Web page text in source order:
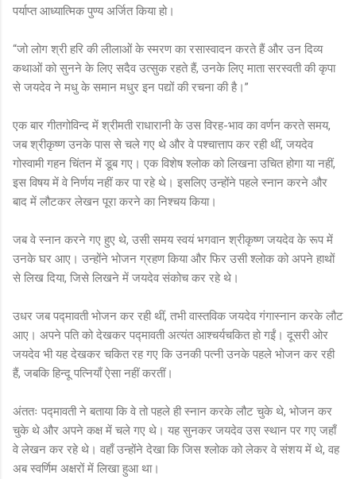
पर्याप्त आध्यात्मिक पुण्य अर्जित किया हो।
“जो लोग श्री हरि की लीलाओं के स्मरण का रसास्वादन करते हैं और उन दिव्य
कथाओं को सुनने के लिए सदैव उत्सुक रहते हैं, उनके लिए माता सरस्वती की कृपा
से जयदेव ने मधु के समान मधुर इन पद्यों की रचना की है।”
एक बार गीतगोविन्द में श्रीमती राधारानी के उस विरह-भाव का वर्णन करते समय,
जब श्रीकृष्ण उनके पास से चले गए थे और वे पश्चात्ताप कर रही थीं, जयदेव
गोस्वामी गहन चिंतन में डूब गए। एक विशेष श्लोक को लिखना उचित होगा या नहीं,
इस विषय में वे निर्णय नहीं कर पा रहे थे। इसलिए उन्होंने पहले स्नान करने और
बाद में लौटकर लेखन पूरा करने का निश्चय किया।
जब वे स्नान करने गए हुए थे, उसी समय स्वयं भगवान श्रीकृष्ण जयदेव के रूप में
उनके घर आए। उन्होंने भोजन ग्रहण किया और फिर उसी श्लोक को अपने हाथों
से लिख दिया, जिसे लिखने में जयदेव संकोच कर रहे थे।
उधर जब पद्मावती भोजन कर रही थीं, तभी वास्तविक जयदेव गंगास्नान करके लौट
आए। अपने पति को देखकर पद्मावती अत्यंत आश्चर्यचकित हो गईं। दूसरी ओर
जयदेव भी यह देखकर चकित रह गए कि उनकी पत्नी उनके पहले भोजन कर रही
हैं, जबकि हिन्दू पत्नियाँ ऐसा नहीं करतीं।
अंततः पद्मावती ने बताया कि वे तो पहले ही स्नान करके लौट चुके थे, भोजन कर
चुके थे और अपने कक्ष में चले गए थे। यह सुनकर जयदेव उस स्थान पर गए जहाँ
वे लेखन कर रहे थे। वहाँ उन्होंने देखा कि जिस श्लोक को लेकर वे संशय में थे, वह
अब स्वर्णिम अक्षरों में लिखा हुआ था।